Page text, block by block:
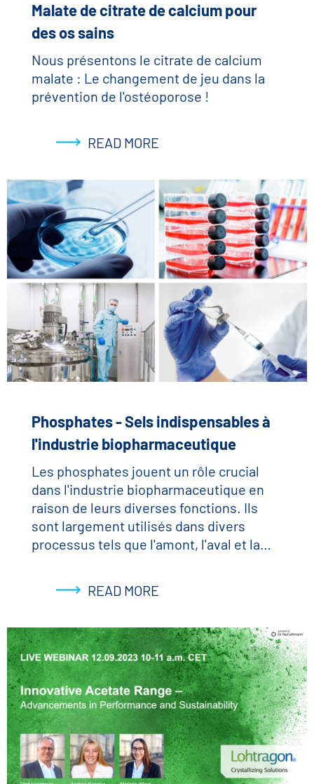
Malate de citrate de calcium pour
des os sains
Nous présentons le citrate de calcium
malate : Le changement de jeu dans la
prévention de l'ostéoporose !
READ MORE
Phosphates - Sels indispensables à
l'industrie biopharmaceutique
Les phosphates jouent un rôle crucial
dans l'industrie biopharmaceutique en
raison de leurs diverses fonctions. Ils
sont largement utilisés dans divers
processus tels que l'amont, l'aval et la…
READ MORE